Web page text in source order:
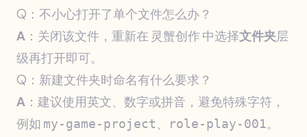
Q：不小心打开了单个文件怎么办？
A ：关闭该文件，重新在 灵蟹创作 中选择文件夹层
级再打开即可。
Q：新建文件夹时命名有什么要求？
A ：建议使用英文、数字或拼音，避免特殊字符，
例如 my-game-project role-play-001。